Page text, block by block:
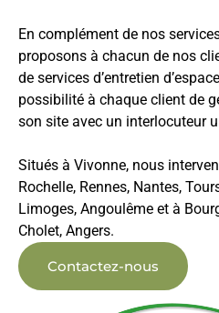
En complément de nos
proposons à chacun de nos
de services d’entretien
possibilité à chaque client de
son site avec un interlocuteur
Situés à Vivonne, nous
Rochelle, Rennes, Nantes,
Limoges, Angoulême et à
Cholet, Angers.
Contactez-nous